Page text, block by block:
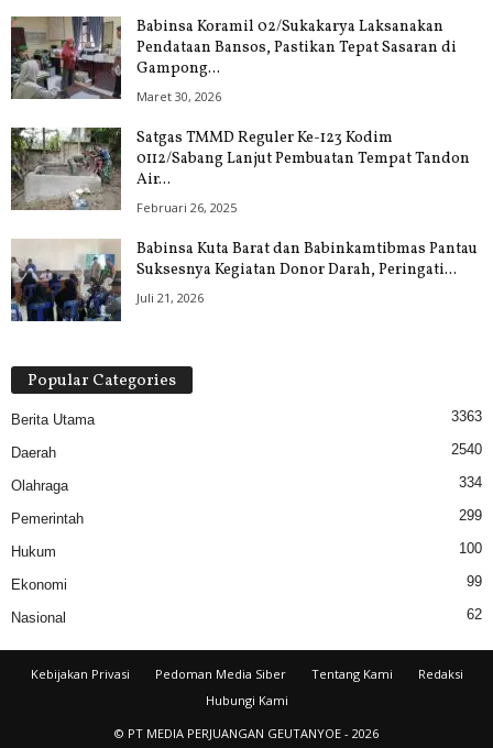
Babinsa Koramil 02/Sukakarya Laksanakan
Pendataan Bansos, Pastikan Tepat Sasaran di
Gampong...
Maret 30, 2026
Satgas TMMD Reguler Ke-123 Kodim
0112/Sabang Lanjut Pembuatan Tempat Tandon
Air...
Februari 26, 2025
Babinsa Kuta Barat dan Babinkamtibmas Pantau
Suksesnya Kegiatan Donor Darah, Peringati...
Juli 21, 2026
Popular Categories
Berita Utama 3363
Daerah 2540
Olahraga 334
Pemerintah 299
Hukum 100
Ekonomi 99
Nasional 62
Kebijakan Privasi Pedoman Media Siber Tentang Kami
Redaksi
Hubungi Kami
© PT MEDIA PERJUANGAN GEUTANYOE - 2026